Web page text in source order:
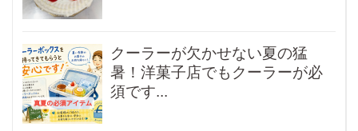
クーラーが欠かせない夏の猛
暑！洋菓子店でもクーラーが必
須です...